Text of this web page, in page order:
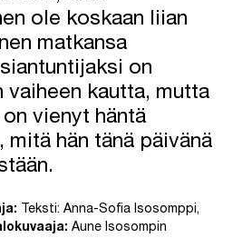
ole koskaan liian
matkansa
on
vaiheen kautta, mutta
vienyt häntä
mitä hän tänä päivänä
Teksti: Anna-Sofia Isosomppi,
Aune Isosompin